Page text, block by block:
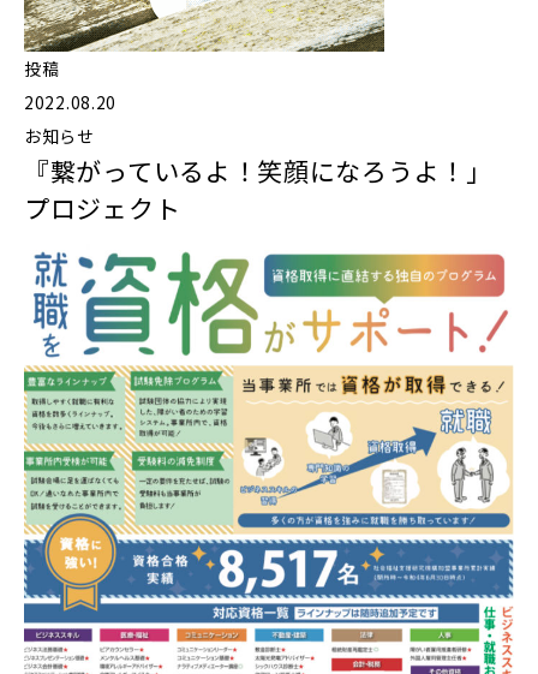
投稿
2022.08.20
お知らせ
『繋がっているよ！笑顔になろうよ！」
プロジェクト